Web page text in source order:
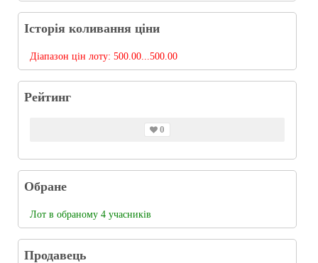
Історія коливання ціни
Діапазон цін лоту: 500.00...500.00
Рейтинг
0
Обране
Лот в обраному 4 учасників
Продавець